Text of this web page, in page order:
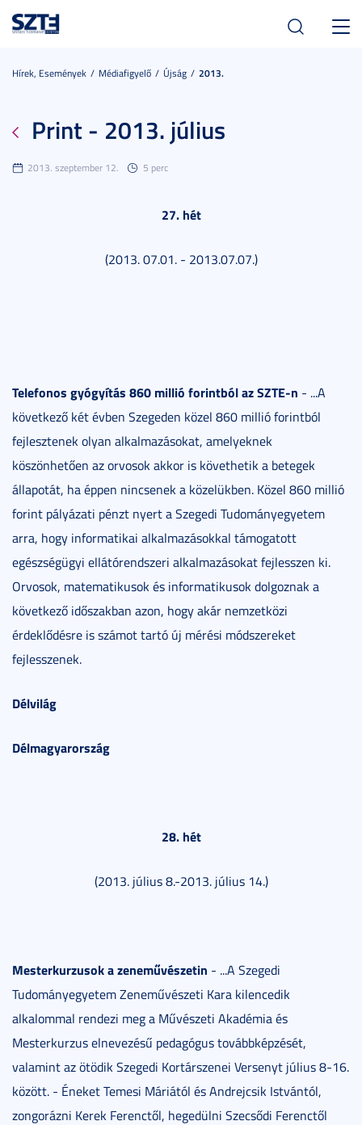
Hírek, Események Médiafigyelő Újság 2013.
Print - 2013. július
2013. szeptember 12. 5 perc
27. hét
(2013. 07.01. - 2013.07.07.)
Telefonos gyógyítás 860 millió forintból az SZTE-n - ...A
következő két évben Szegeden közel 860 millió forintból
fejlesztenek olyan alkalmazásokat, amelyeknek
köszönhetően az orvosok akkor is követhetik a betegek
állapotát, ha éppen nincsenek a közelükben. Közel 860 millió
forint pályázati pénzt nyert a Szegedi Tudományegyetem
arra, hogy informatikai alkalmazásokkal támogatott
egészségügyi ellátórendszeri alkalmazásokat fejlesszen ki.
Orvosok, matematikusok és informatikusok dolgoznak a
következő időszakban azon, hogy akár nemzetközi
érdeklődésre is számot tartó új mérési módszereket
fejlesszenek.
Délvilág
Délmagyarország
28. hét
(2013. július 8.-2013. július 14.)
Mesterkurzusok a zeneművészetin - ...A Szegedi
Tudományegyetem Zeneművészeti Kara kilencedik
alkalommal rendezi meg a Művészeti Akadémia és
Mesterkurzus elnevezésű pedagógus továbbképzését,
valamint az ötödik Szegedi Kortárszenei Versenyt július 8-16.
között. - Éneket Temesi Máriától és Andrejcsik Istvántól,
zongorázni Kerek Ferenctől, hegedülni Szecsődi Ferenctől